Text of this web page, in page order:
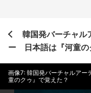
韓国発バーチャル
ー 日本語は『河童の
画像7: 韓国発バーチャルア
童のクゥ』で覚えた？